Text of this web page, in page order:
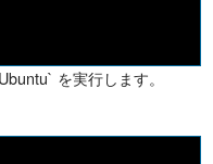
を実行します。